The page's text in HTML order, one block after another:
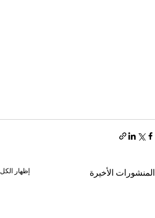
المنشورات الأخيرة إظهار الكل